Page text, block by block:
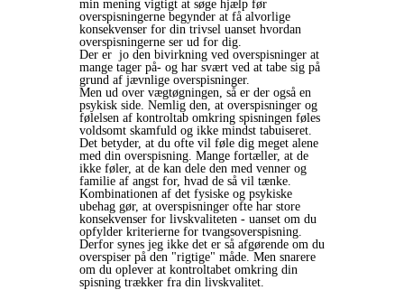
min mening vigtigt at søge hjælp før
overspisningerne begynder at få alvorlige
konsekvenser for din trivsel uanset hvordan
overspisningerne ser ud for dig.
Der er jo den bivirkning ved overspisninger at
mange tager på- og har svært ved at tabe sig på
grund af jævnlige overspisninger.
Men ud over vægtøgningen, så er der også en
psykisk side. Nemlig den, at overspisninger og
følelsen af kontroltab omkring spisningen føles
voldsomt skamfuld og ikke mindst tabuiseret.
Det betyder, at du ofte vil føle dig meget alene
med din overspisning. Mange fortæller, at de
ikke føler, at de kan dele den med venner og
familie af angst for, hvad de så vil tænke.
Kombinationen af det fysiske og psykiske
ubehag gør, at overspisninger ofte har store
konsekvenser for livskvaliteten - uanset om du
opfylder kriterierne for tvangsoverspisning.
Derfor synes jeg ikke det er så afgørende om du
overspiser på den "rigtige" måde. Men snarere
om du oplever at kontroltabet omkring din
spisning trækker fra din livskvalitet.